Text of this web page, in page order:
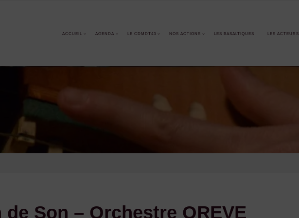
ACCUEIL AGENDA LE CDMDT43 NOS ACTIONS LES BASALTIQUES LES ACTEURS
Son – Orchestre OREVE